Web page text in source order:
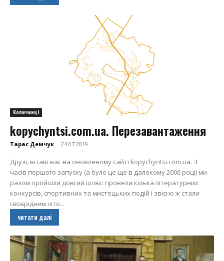
Копичинці
kopychyntsi.com.ua. Перезавантаження
Тарас Демчук - 24.07.2019
Друзі, вітаю вас на оновленому сайті kopychyntsi.com.ua. З
часів першого запуску (а було це ще в далекому 2006 році) ми
разом пройшли довгий шлях: провели кілька літературних
конкурсів, спортивних та мистецьких подій і звісно ж стали
своєрідним літо...
читати далі